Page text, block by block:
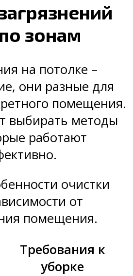
зонам
на потолке –
они разные для
помещения.
выбирать методы
работают
очистки
от
помещения.
Требования к
уборке